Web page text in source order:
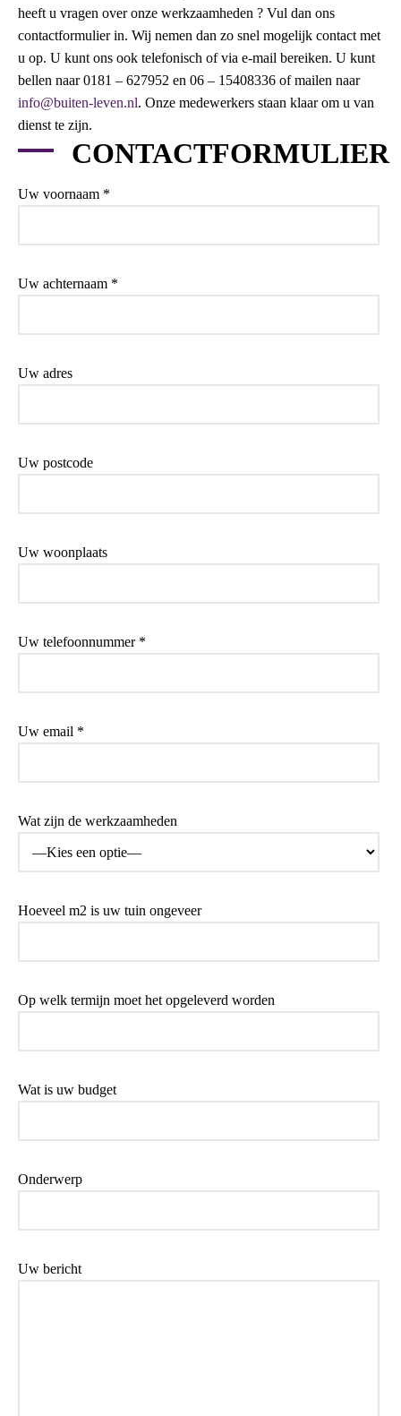
heeft u vragen over onze werkzaamheden ? Vul dan ons
contactformulier in. Wij nemen dan zo snel mogelijk contact met
u op. U kunt ons ook telefonisch of via e-mail bereiken. U kunt
bellen naar 0181 – 627952 en 06 – 15408336 of mailen naar
info@buiten-leven.nl. Onze medewerkers staan klaar om u van
dienst te zijn.
CONTACTFORMULIER
Uw voornaam *
Uw achternaam *
Uw adres
Uw postcode
Uw woonplaats
Uw telefoonnummer *
Uw email *
Wat zijn de werkzaamheden
Hoeveel m2 is uw tuin ongeveer
Op welk termijn moet het opgeleverd worden
Wat is uw budget
Onderwerp
Uw bericht